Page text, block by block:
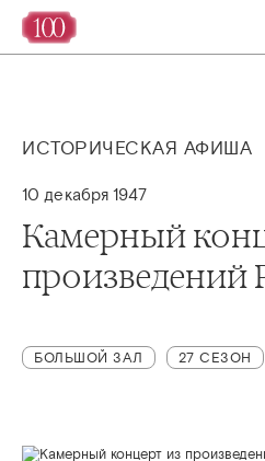
ИСТОРИЧЕСКАЯ АФИША
10 декабря 1947
Камерный
произведений
БОЛЬШОЙ ЗАЛ 27 СЕЗОН